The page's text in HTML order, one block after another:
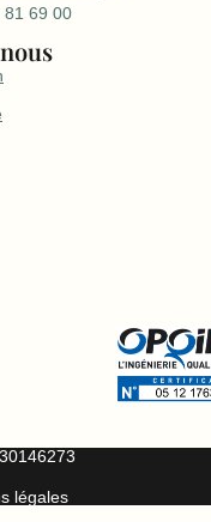
81 69 00
légales